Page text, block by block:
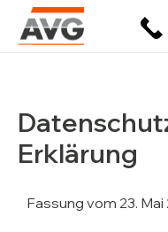
Inhalt
springen
Erklärung
Fassung vom 23. Mai